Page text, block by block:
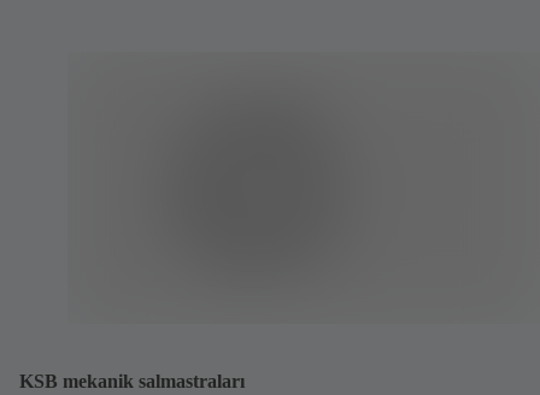
KSB mekanik salmastraları